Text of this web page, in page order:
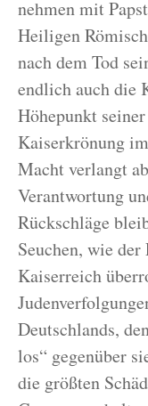
nehmen mit
Heiligen
nach dem Tod
endlich auch die
Höhepunkt
Kaiserkrönung
Macht verlangt
Verantwortung
Rückschläge
Seuchen, wie
Kaiserreich
Deutschlands,
los“ gegenüber
die größten